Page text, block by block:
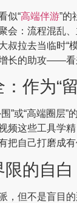
似“高端伴游”的
会：流程混乱
叔拉去当临时
长的助攻——看
作为“
”或“高端圈层
频这些工具学
把自己打磨成
的自白
，但不是盲目